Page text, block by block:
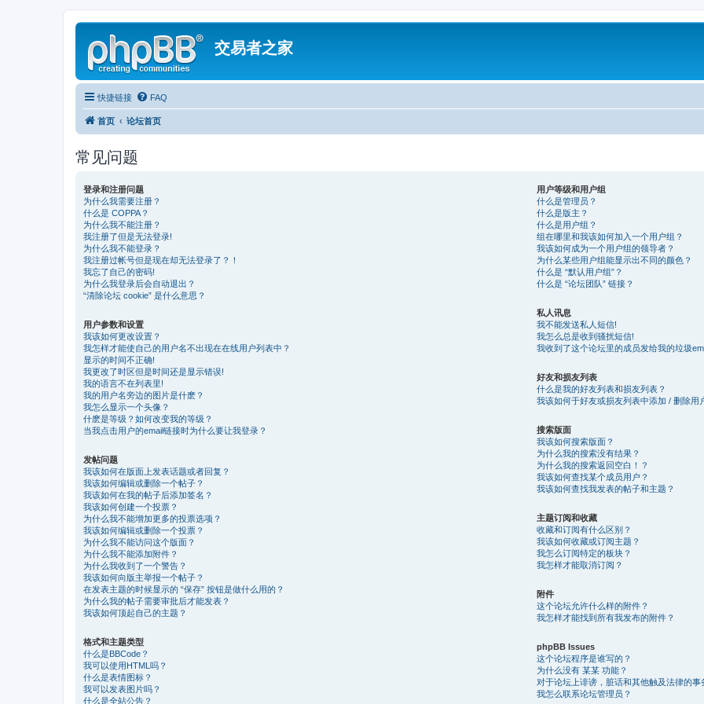
交易者之家
快捷链接 FAQ
首页 论坛首页
常见问题
登录和注册问题
为什么我需要注册？
什么是 COPPA？
为什么我不能注册？
我注册了但是无法登录!
为什么我不能登录？
我注册过帐号但是现在却无法登录了？！
我忘了自己的密码!
为什么我登录后会自动退出？
“清除论坛 cookie” 是什么意思？
用户参数和设置
我该如何更改设置？
我怎样才能使自己的用户名不出现在在线用户列表中？
显示的时间不正确!
我更改了时区但是时间还是显示错误!
我的语言不在列表里!
我的用户名旁边的图片是什麽？
我怎么显示一个头像？
什麽是等级？如何改变我的等级？
当我点击用户的email链接时为什么要让我登录？
发帖问题
我该如何在版面上发表话题或者回复？
我该如何编辑或删除一个帖子？
我该如何在我的帖子后添加签名？
我该如何创建一个投票？
为什么我不能增加更多的投票选项？
我该如何编辑或删除一个投票？
为什么我不能访问这个版面？
为什么我不能添加附件？
为什么我收到了一个警告？
我该如何向版主举报一个帖子？
在发表主题的时候显示的 “保存” 按钮是做什么用的？
为什么我的帖子需要审批后才能发表？
我该如何顶起自己的主题？
格式和主题类型
什么是BBCode？
我可以使用HTML吗？
什么是表情图标？
我可以发表图片吗？
什么是全站公告？
用户等级和用户组
什么是管理员？
什么是版主？
什么是用户组？
组在哪里和我该如何加入一个用户组？
我该如何成为一个用户组的领导者？
为什么某些用户组能显示出不同的颜色？
什么是 “默认用户组”？
什么是 “论坛团队” 链接？
私人讯息
我不能发送私人短信!
我怎么总是收到骚扰短信!
我收到了这个论坛里的成员发给我的垃圾
好友和损友列表
什么是我的好友列表和损友列表？
我该如何于好友或损友列表中添加 / 删除用
搜索版面
我该如何搜索版面？
为什么我的搜索没有结果？
为什么我的搜索返回空白！？
我该如何查找某个成员用户？
我该如何查找我发表的帖子和主题？
主题订阅和收藏
收藏和订阅有什么区别？
我该如何收藏或订阅主题？
我怎么订阅特定的板块？
我怎样才能取消订阅？
附件
这个论坛允许什么样的附件？
我怎样才能找到所有我发布的附件？
phpBB Issues
这个论坛程序是谁写的？
为什么没有 某某 功能？
对于论坛上诽谤，脏话和其他触及法律的事
我怎么联系论坛管理员？